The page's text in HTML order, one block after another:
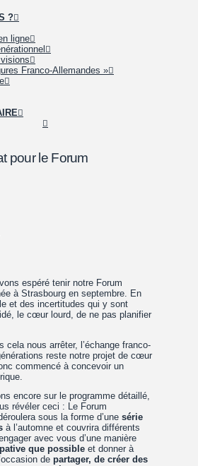
?
ligne
Franco-Allemandes »
pour le Forum
espéré tenir notre Forum
à Strasbourg en septembre. En
et des incertitudes qui y sont
le cœur lourd, de ne pas planifier
cela nous arrêter, l’échange franco-
reste notre projet de cœur
commencé à concevoir un
encore sur le programme détaillé,
révéler ceci : Le Forum
sous la forme d’une série
à l’automne et couvrira différents
avec vous d’une manière
que possible et donner à
de partager, de créer des